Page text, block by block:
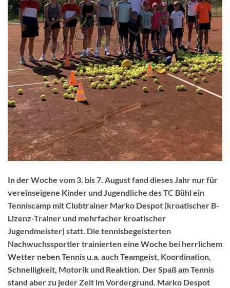
In der Woche vom 3. bis 7. August fand dieses Jahr nur für
vereinseigene Kinder und Jugendliche des TC Bühl ein
Tenniscamp mit Clubtrainer Marko Despot (kroatischer B-
Lizenz-Trainer und mehrfacher kroatischer
Jugendmeister) statt. Die tennisbegeisterten
Nachwuchssportler trainierten eine Woche bei herrlichem
Wetter neben Tennis u.a. auch Teamgeist, Koordination,
Schnelligkeit, Motorik und Reaktion. Der Spaß am Tennis
stand aber zu jeder Zeit im Vordergrund. Marko Despot